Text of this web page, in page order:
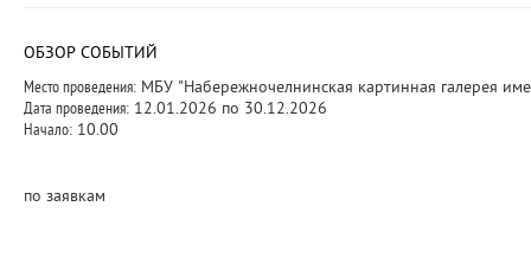
ОБЗОР СОБЫТИЙ
Место проведения: МБУ "Набережночелнинская картинная галерея
Дата проведения: 12.01.2026 по 30.12.2026
Начало: 10.00
по заявкам